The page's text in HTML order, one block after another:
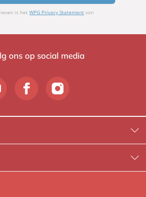
is hetWPG Privacy Statement van
ons op social media